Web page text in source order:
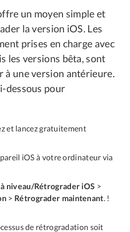
un moyen simple et
la version iOS. Les
prises en charge avec
les versions bêta, sont
à une version antérieure.
dessous pour
et lancez gratuitement
iOS à votre ordinateur via
niveau/Rétrograder iOS >
> Rétrograder maintenant. !
de rétrogradation soit